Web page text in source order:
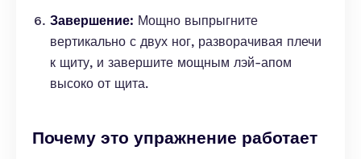
Завершение: Мощно выпрыгните
вертикально с двух ног, разворачивая плечи
к щиту, и завершите мощным лэй-апом
высоко от щита.
Почему это упражнение работает